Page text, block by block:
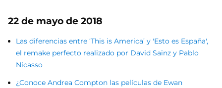
22 de mayo de 2018
Las diferencias entre ‘This is America’ y 'Esto es España',
el remake perfecto realizado por David Sainz y Pablo
Nicasso
¿Conoce Andrea Compton las películas de Ewan